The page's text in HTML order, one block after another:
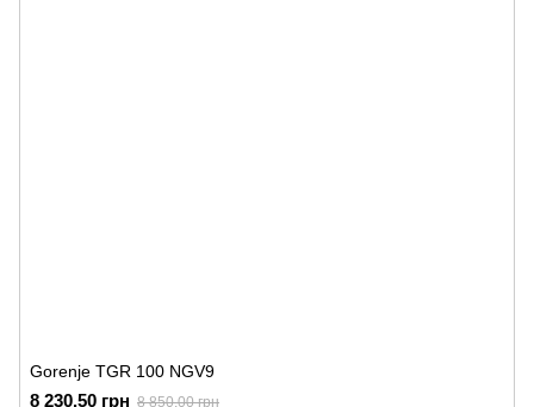
Gorenje TGR 100 NGV9
8 230.50 грн 8 850.00 грн